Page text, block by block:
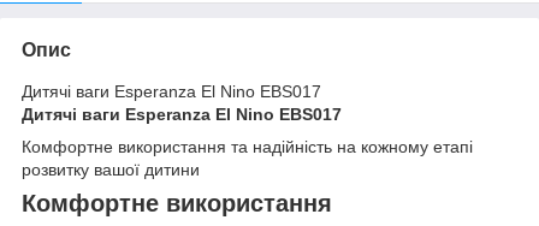
Опис
Дитячі ваги Esperanza El Nino EBS017
Дитячі ваги Esperanza El Nino EBS017
Комфортне використання та надійність на кожному етапі
розвитку вашої дитини
Комфортне використання